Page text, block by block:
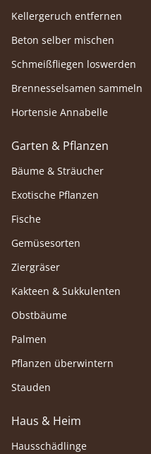
Kellergeruch entfernen
Beton selber mischen
Schmeißfliegen loswerden
Brennesselsamen sammeln
Hortensie Annabelle
Garten & Pflanzen
Bäume & Sträucher
Exotische Pflanzen
Fische
Gemüsesorten
Ziergräser
Kakteen & Sukkulenten
Obstbäume
Palmen
Pflanzen überwintern
Stauden
Haus & Heim
Hausschädlinge